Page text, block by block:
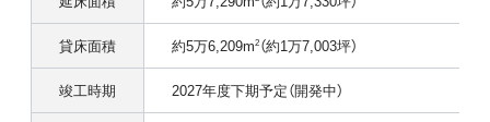
貸床面積 約5万6,209m2（約1万7,003坪）
竣工時期 2027年度下期予定（開発中）